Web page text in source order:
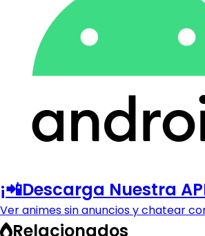
¡📲Descarga Nuestra
Ver animes sin anuncios y chatear
Relacionados